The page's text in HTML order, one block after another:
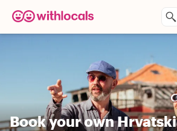
Book your own Hrvatski